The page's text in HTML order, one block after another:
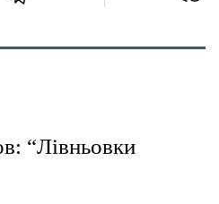
“Лівньовки